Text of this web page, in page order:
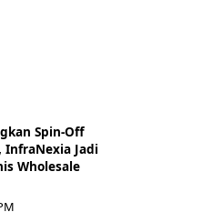
Spin-Off
InfraNexia Jadi
Wholesale